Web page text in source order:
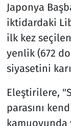
Japonya
iktidardaki
ilk kez
yenlik (672
siyasetini
Eleştirilere,
parasını
kamuoyunda
Teknoloji
Televizyon